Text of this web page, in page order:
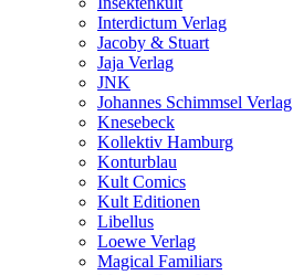
Interdictum Verlag
Jacoby & Stuart
Jaja Verlag
JNK
Johannes Schimmsel Verlag
Knesebeck
Kollektiv Hamburg
Konturblau
Kult Comics
Kult Editionen
Libellus
Loewe Verlag
Magical Familiars